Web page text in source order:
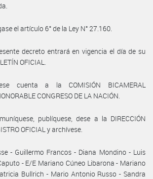
el artículo 6° de la Ley N° 27.160.
decreto entrará en vigencia el día de su
OFICIAL.
cuenta a la COMISIÓN BICAMERAL
CONGRESO DE LA NACIÓN.
publíquese, dese a la DIRECCIÓN
OFICIAL y archívese.
- Guillermo Francos - Diana Mondino - Luis
- E/E Mariano Cúneo Libarona - Mariano
Bullrich - Mario Antonio Russo - Sandra